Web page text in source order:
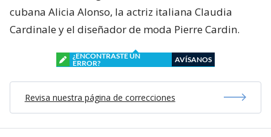
cubana Alicia Alonso, la actriz italiana Claudia
Cardinale y el diseñador de moda Pierre Cardin.
¿ENCONTRASTE UN
ERROR?
AVÍSANOS
Revisa nuestra página de correcciones